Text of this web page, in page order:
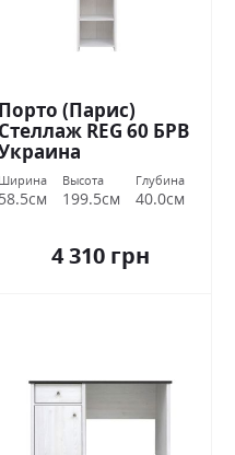
Порто (Парис)
Стеллаж REG 60 БРВ
Ширина
58.5см
Высота
199.5см
Глубина
40.0см
4 310 грн